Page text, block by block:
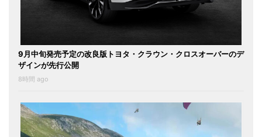
9月中旬発売予定の改良版トヨタ・クラウン・クロスオーバーのデ
ザインが先行公開
8時間 ago